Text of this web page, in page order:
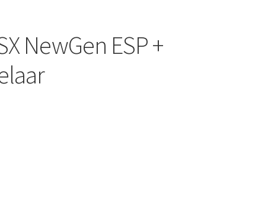
NewGen ESP +